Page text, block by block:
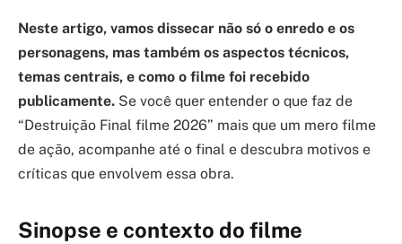
Neste artigo, vamos dissecar não só o enredo e os
personagens, mas também os aspectos técnicos,
temas centrais, e como o filme foi recebido
publicamente. Se você quer entender o que faz de
“Destruição Final filme 2026” mais que um mero filme
de ação, acompanhe até o final e descubra motivos e
críticas que envolvem essa obra.
Sinopse e contexto do filme